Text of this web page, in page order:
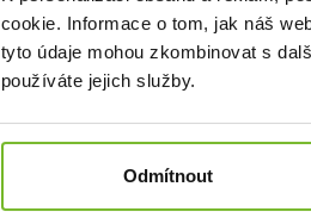
cookie. Informace o tom, jak náš
tyto údaje mohou zkombinovat s
používáte jejich služby.
Odmítnout